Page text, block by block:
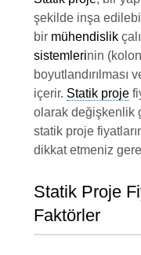
şekilde inşa
bir mühendislik
sistemlerinin
boyutlandırılması
içerir. Statik proje
olarak değişkenlik
statik proje
dikkat etmeniz
Statik Proje
Faktörler